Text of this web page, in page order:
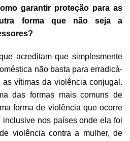
garantir proteção para as
forma que não seja a
acreditam que simplesmente
não basta para erradicá-
as vítimas da violência conjugal.
das formas mais comuns de
forma de violência que ocorre
inclusive nos países onde ela foi
violência contra a mulher, de